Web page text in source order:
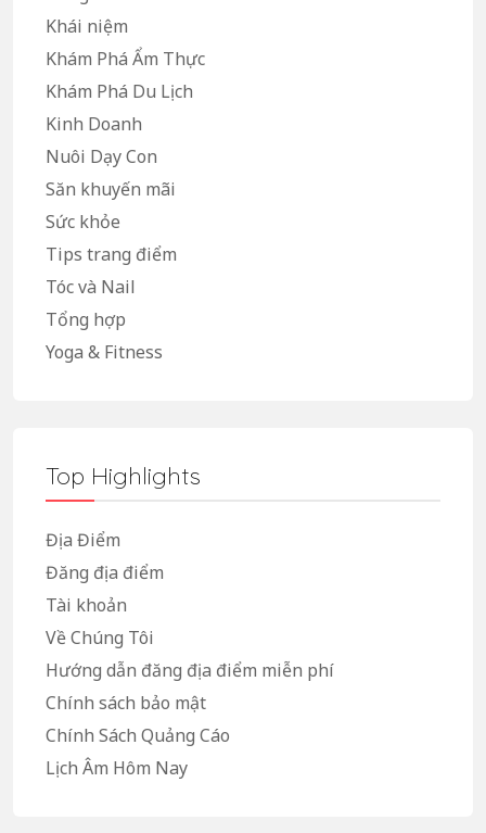
Khái niệm
Khám Phá Ẩm Thực
Khám Phá Du Lịch
Kinh Doanh
Nuôi Dạy Con
Săn khuyến mãi
Sức khỏe
Tips trang điểm
Tóc và Nail
Tổng hợp
Yoga & Fitness
Top Highlights
Địa Điểm
Đăng địa điểm
Tài khoản
Về Chúng Tôi
Hướng dẫn đăng địa điểm miễn phí
Chính sách bảo mật
Chính Sách Quảng Cáo
Lịch Âm Hôm Nay